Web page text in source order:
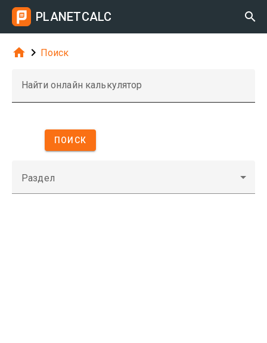
PLANETCALC 
  Поиск
Найти онлайн калькулятор
ПОИСК
Раздел